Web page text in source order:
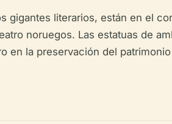
gigantes literarios, están en el
noruegos. Las estatuas de
en la preservación del